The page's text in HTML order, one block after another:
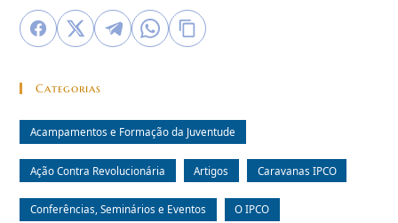
Categorias
Acampamentos e Formação da Juventude
Ação Contra Revolucionária Artigos Caravanas IPCO
Conferências, Seminários e Eventos O IPCO